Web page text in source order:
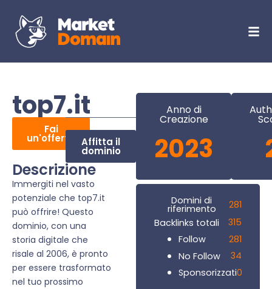
top7.it
Fai
un'offerta Affitta il
dominio
Descrizione
Immergiti nel vasto
potenziale che top7.it
può offrire! Questo
dominio, con una
storia digitale che
risale al 2006, è pronto
per essere trasformato
nel tuo prossimo
Anno di
Creazione
2023
Domini di
riferimento
281
Backlinks totali
315
Follow
281
No Follow
34
Sponsorizzati0